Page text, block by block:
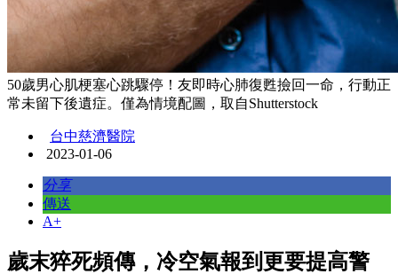
50歲男心肌梗塞心跳驟停！友即時心肺復甦撿回一命，行動正
常未留下後遺症。僅為情境配圖，取自Shutterstock
台中慈濟醫院
2023-01-06
分享
傳送
A+
歲末猝死頻傳，冷空氣報到更要提高警